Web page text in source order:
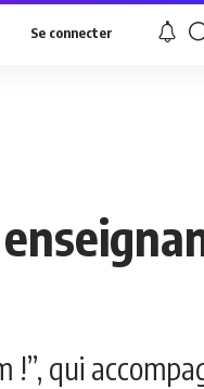
Se connecter
!”, qui